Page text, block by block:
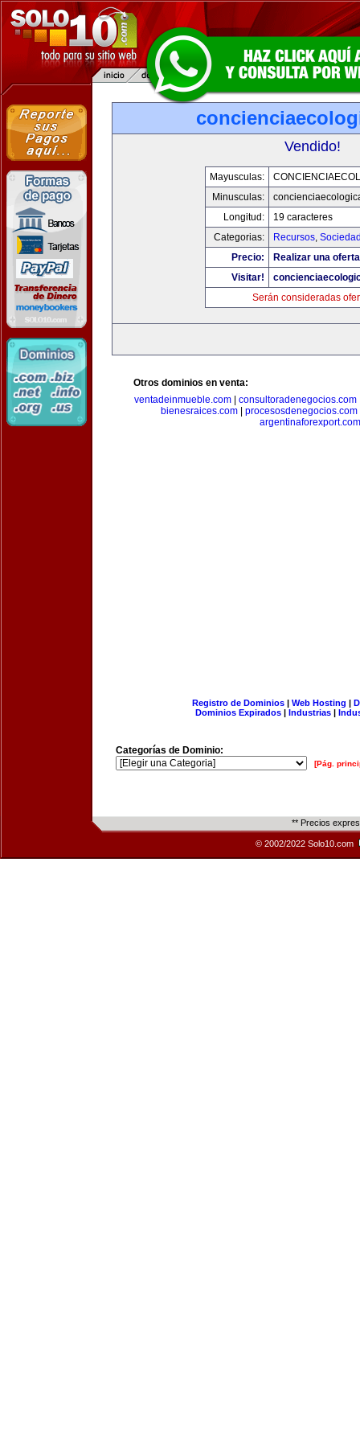
Vendido!
Mayusculas:
Minusculas:
Longitud:
19 caracteres
Categorias:
Recursos,
Precio:
Realizar una
Visitar!
Serán consideradas
Otros dominios en venta:
ventadeinmueble.com| consultoradenegocios.com
bienesraices.com
procesosdenegocios.com
argentinaforexport.com
Registro de Dominios| Web Hosting |
Dominios Expirados | Industrias |
Categorías de Dominio:
[Pág.
** Precios
© 2002/2022 Solo10.com